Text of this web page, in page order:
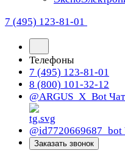
7 (495) 123-81-01
Телефоны
7 (495) 123-81-01
8 (800) 101-32-12
@ARGUS_X_Bot
@id7720669687_bot
Заказать звонок